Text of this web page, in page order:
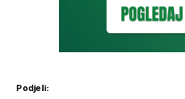
Podjeli: